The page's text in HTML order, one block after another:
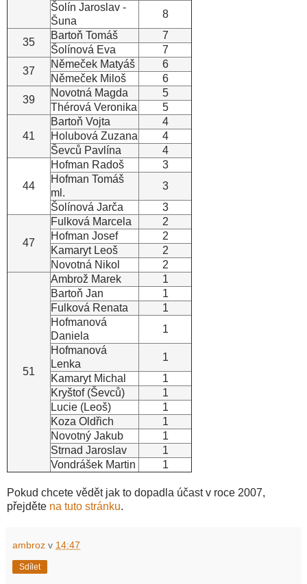
Šolín Jaroslav -
Šuna
8
35
Bartoň Tomáš
7
Šolínová Eva
7
37
Němeček Matyáš
6
Němeček Miloš
6
39
Novotná Magda
5
Thérová Veronika
5
41
Bartoň Vojta
4
Holubová Zuzana
4
Ševců Pavlína
4
44
Hofman Radoš
3
Hofman Tomáš
ml.
3
Šolínová Jarča
3
47
Fulková Marcela
2
Hofman Josef
2
Kamaryt Leoš
2
Novotná Nikol
2
51
Ambrož Marek
1
Bartoň Jan
1
Fulková Renata
1
Hofmanová
Daniela
1
Hofmanová
Lenka
1
Kamaryt Michal
1
Kryštof (Ševců)
1
Lucie (Leoš)
1
Koza Oldřich
1
Novotný Jakub
1
Strnad Jaroslav
1
Vondrášek Martin
1
Pokud chcete vědět jak to dopadla účast v roce 2007,
přejděte na tuto stránku.
ambroz v 14:47
Sdílet